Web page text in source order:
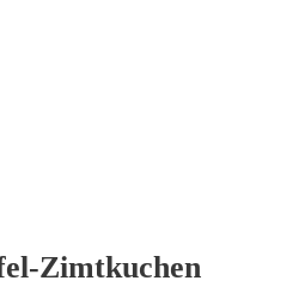
Zimtkuchen